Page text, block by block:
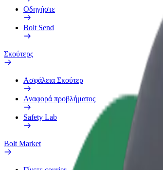
Οδηγήστε
Bolt Send
Σκούτερς
Ασφάλεια Σκούτερ
Αναφορά προβλήματος
Safety Lab
Bolt Market